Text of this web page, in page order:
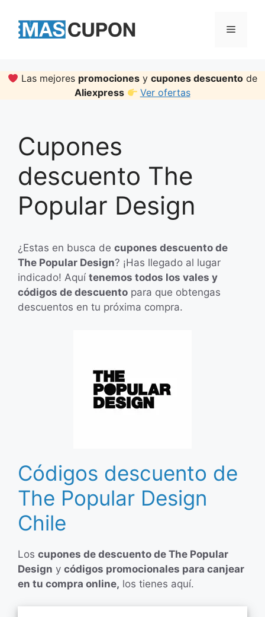
content
Menu
Las mejores promociones ycupones descuento de
Aliexpress
Ver ofertas
Cupones
descuento The
Popular Design
¿Estas en busca de cupones descuento de
The Popular Design? ¡Has llegado al lugar
indicado! Aquí tenemos todos los vales y
códigos de descuento para que obtengas
descuentos en tu próxima compra.
Códigos descuento de
The Popular Design
Chile
Los cupones de descuento de The Popular
Design y códigos promocionales para canjear
en tu compra online, los tienes aquí.